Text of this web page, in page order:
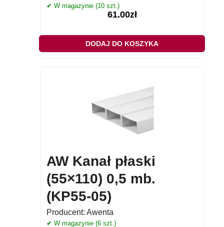
✔ W magazynie (10 szt.)
61.00zł
DODAJ DO KOSZYKA
AW Kanał płaski
(55×110) 0,5 mb.
(KP55-05)
Producent: Awenta
✔ W magazynie (6 szt.)